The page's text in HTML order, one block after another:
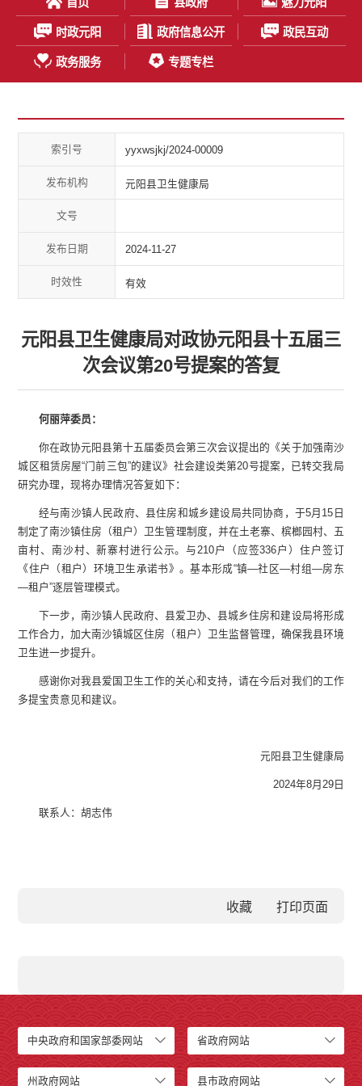
时政元阳 政府信息公开 政民互动
政务服务 专题专栏
索引号 yyxwsjkj/2024-00009
发布机构 元阳县卫生健康局
文号
发布日期 2024-11-27
时效性 有效
元阳县卫生健康局对政协元阳县十五届三
次会议第20号提案的答复
何丽萍委员：
你在政协元阳县第十五届委员会第三次会议提出的《关于加强南沙
城区租赁房屋“门前三包”的建议》社会建设类第20号提案，已转交我局
研究办理，现将办理情况答复如下：
经与南沙镇人民政府、县住房和城乡建设局共同协商，于5月15日
制定了南沙镇住房（租户）卫生管理制度，并在土老寨、槟榔园村、五
亩村、南沙村、新寨村进行公示。与210户（应签336户）住户签订
《住户（租户）环境卫生承诺书》。基本形成“镇—社区—村组—房东
—租户”逐层管理模式。
下一步，南沙镇人民政府、县爱卫办、县城乡住房和建设局将形成
工作合力，加大南沙镇城区住房（租户）卫生监督管理，确保我县环境
卫生进一步提升。
感谢你对我县爱国卫生工作的关心和支持，请在今后对我们的工作
多提宝贵意见和建议。
元阳县卫生健康局
2024年8月29日
联系人：胡志伟
收藏
中央政府和国家部委网站 省政府网站
州政府网站 县市政府网站